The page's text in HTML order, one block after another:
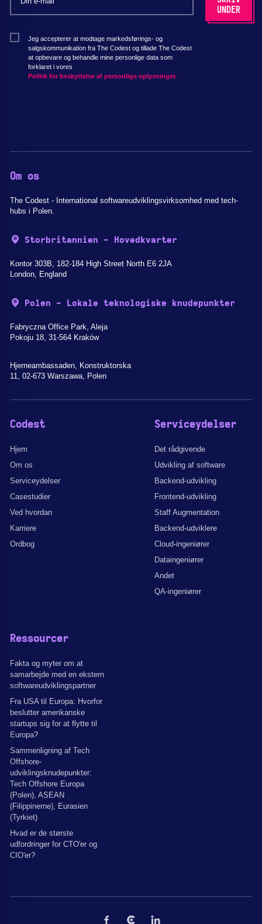
Jeg accepterer at modtage markedsførings- og
salgskommunikation fra The Codest og tillade The Codest
at opbevare og behandle mine personlige data som
forklaret i vores
Politik for beskyttelse af personlige oplysninger.
Om os
The Codest - International softwareudviklingsvirksomhed med tech-
hubs i Polen.
Storbritannien - Hovedkvarter
Kontor 303B, 182-184 High Street North E6 2JA
London, England
Polen - Lokale teknologiske knudepunkter
Fabryczna Office Park, Aleja
Pokoju 18, 31-564 Kraków
Hjerneambassaden, Konstruktorska
11, 02-673 Warszawa, Polen
Codest
Hjem
Om os
Serviceydelser
Casestudier
Ved hvordan
Karriere
Ordbog
Serviceydelser
Det rådgivende
Udvikling af software
Backend-udvikling
Frontend-udvikling
Staff Augmentation
Backend-udviklere
Cloud-ingeniører
Dataingeniører
Andet
QA-ingeniører
Ressourcer
Fakta og myter om at
samarbejde med en ekstern
softwareudviklingspartner
Fra USA til Europa: Hvorfor
beslutter amerikanske
startups sig for at flytte til
Europa?
Sammenligning af Tech
Offshore-
udviklingsknudepunkter:
Tech Offshore Europa
(Polen), ASEAN
(Filippinerne), Eurasien
(Tyrkiet)
Hvad er de største
udfordringer for CTO'er og
CIO'er?